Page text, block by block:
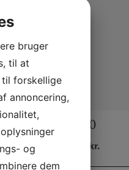
Beverly – No. 310
kr. kr.
bruger
til at
til forskellige
annoncering,
og
dem